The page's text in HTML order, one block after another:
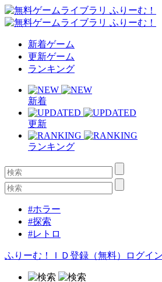
新着ゲーム
更新ゲーム
ランキング
新着
更新
ランキング
#ホラー
#探索
#レトロ
ふりーむ！ＩＤ登録（無料） ログイン